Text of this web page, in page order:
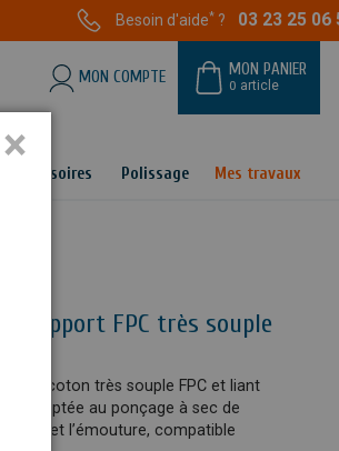
Besoin d'aide* ? 03 23 25 06
MON PANIER
0 article
MON COMPTE
Accessoires Polissage Mes travaux
– support FPC très souple
polycoton très souple FPC et liant
Adaptée au ponçage à sec de
et l’émouture, compatible
×